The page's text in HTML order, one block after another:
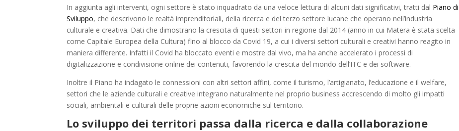
In aggiunta agli interventi, ogni settore è stato inquadrato da una veloce lettura di alcuni dati significativi, tratti dal Piano di
Sviluppo, che descrivono le realtà imprenditoriali, della ricerca e del terzo settore lucane che operano nell’industria
culturale e creativa. Dati che dimostrano la crescita di questi settori in regione dal 2014 (anno in cui Matera è stata scelta
come Capitale Europea della Cultura) fino al blocco da Covid 19, a cui i diversi settori culturali e creativi hanno reagito in
maniera differente. Infatti il Covid ha bloccato eventi e mostre dal vivo, ma ha anche accelerato i processi di
digitalizzazione e condivisione online dei contenuti, favorendo la crescita del mondo dell’ITC e dei software.
Inoltre il Piano ha indagato le connessioni con altri settori affini, come il turismo, l’artigianato, l’educazione e il welfare,
settori che le aziende culturali e creative integrano naturalmente nel proprio business accrescendo di molto gli impatti
sociali, ambientali e culturali delle proprie azioni economiche sul territorio.
Lo sviluppo dei territori passa dalla ricerca e dalla collaborazione